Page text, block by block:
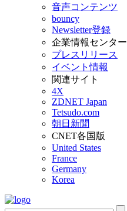
音声コンテンツ
bouncy
Newsletter登録
企業情報センター
プレスリリース
イベント情報
関連サイト
4X
ZDNET Japan
Tetsudo.com
朝日新聞
CNET各国版
United States
France
Germany
Korea